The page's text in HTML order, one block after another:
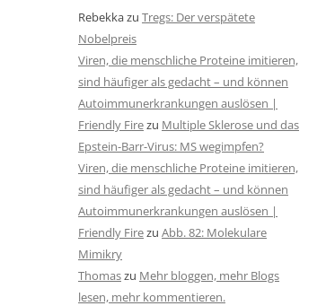
Rebekkazu Tregs: Der verspätete
Nobelpreis
Viren, die menschliche Proteine imitieren,
sind häufiger als gedacht – und können
Autoimmunerkrankungen auslösen |
Friendly Firezu Multiple Sklerose und das
Epstein-Barr-Virus: MS wegimpfen?
Viren, die menschliche Proteine imitieren,
sind häufiger als gedacht – und können
Autoimmunerkrankungen auslösen |
Friendly Firezu Abb. 82: Molekulare
Mimikry
Thomaszu Mehr bloggen, mehr Blogs
lesen, mehr kommentieren.